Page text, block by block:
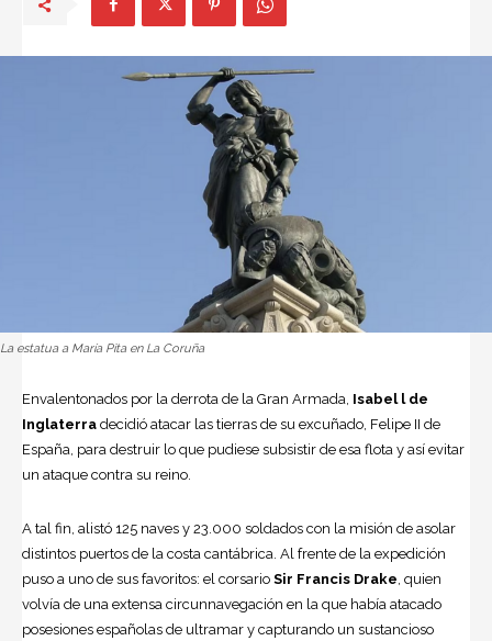
La estatua a María Pita en La Coruña
Envalentonados por la derrota de la Gran Armada, Isabel l de
Inglaterra decidió atacar las tierras de su excuñado, Felipe II de
España, para destruir lo que pudiese subsistir de esa flota y así evitar
un ataque contra su reino.
A tal fin, alistó 125 naves y 23.000 soldados con la misión de asolar
distintos puertos de la costa cantábrica. Al frente de la expedición
puso a uno de sus favoritos: el corsario Sir Francis Drake , quien
volvía de una extensa circunnavegación en la que había atacado
posesiones españolas de ultramar y capturando un sustancioso